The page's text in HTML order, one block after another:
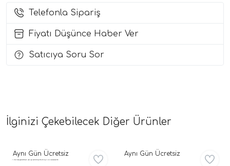
Telefonla Sipariş
Fiyatı Düşünce Haber Ver
Satıcıya Soru Sor
İlginizi Çekebilecek Diğer Ürünler
Aynı Gün Ücretsiz Aynı Gün Ücretsiz